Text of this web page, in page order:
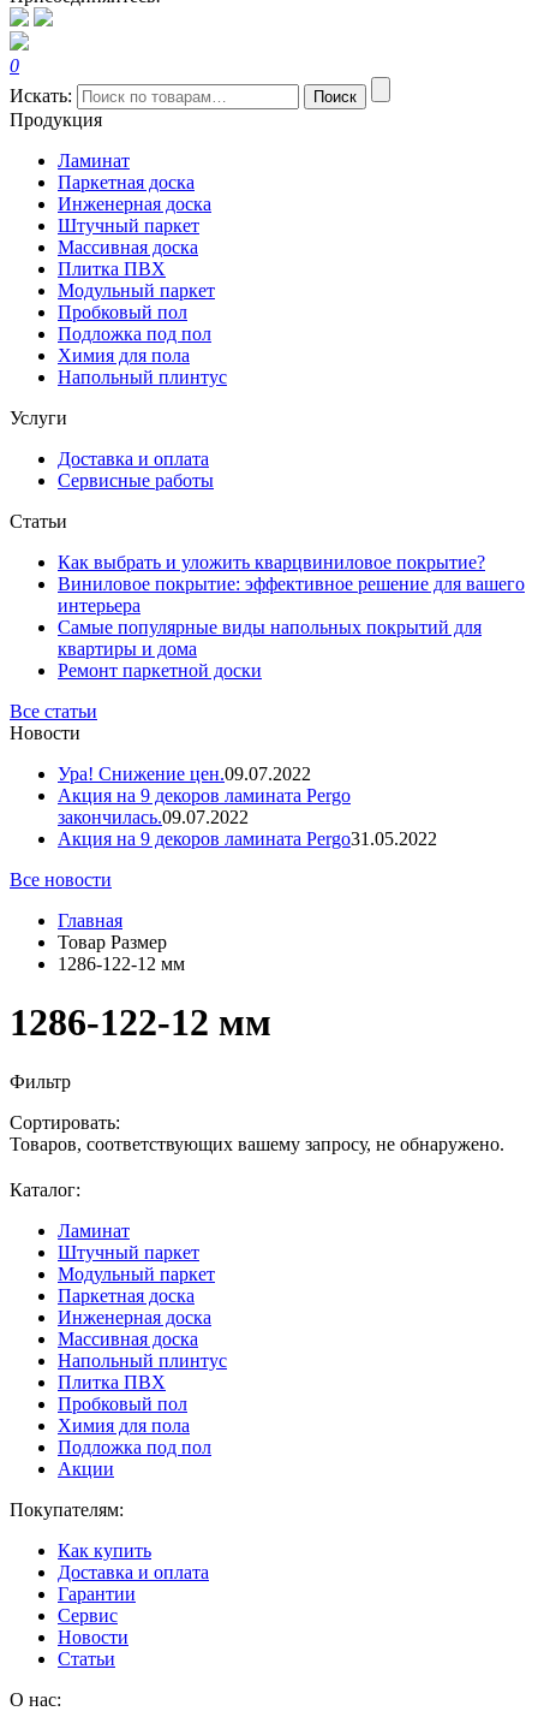
0
Искать:
Поиск
Продукция
Ламинат
Паркетная доска
Инженерная доска
Штучный паркет
Массивная доска
Плитка ПВХ
Модульный паркет
Пробковый пол
Подложка под пол
Химия для пола
Напольный плинтус
Услуги
Доставка и оплата
Сервисные работы
Статьи
Как выбрать и уложить кварцвиниловое покрытие?
Виниловое покрытие: эффективное решение для вашего
интерьера
Самые популярные виды напольных покрытий для
квартиры и дома
Ремонт паркетной доски
Все статьи
Новости
Ура! Снижение цен.09.07.2022
Акция на 9 декоров ламината Pergo
закончилась.09.07.2022
Акция на 9 декоров ламината Pergo31.05.2022
Все новости
Главная
Товар Размер
1286-122-12 мм
1286-122-12 мм
Фильтр
Сортировать:
Товаров, соответствующих вашему запросу, не обнаружено.
Каталог:
Ламинат
Штучный паркет
Модульный паркет
Паркетная доска
Инженерная доска
Массивная доска
Напольный плинтус
Плитка ПВХ
Пробковый пол
Химия для пола
Подложка под пол
Акции
Покупателям:
Как купить
Доставка и оплата
Гарантии
Сервис
Новости
Статьи
О нас: